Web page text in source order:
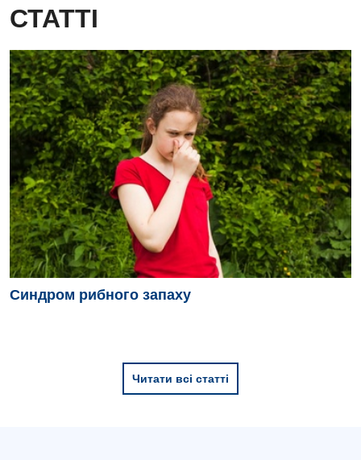
СТАТТІ
Синдром рибного запаху
Читати всі статті